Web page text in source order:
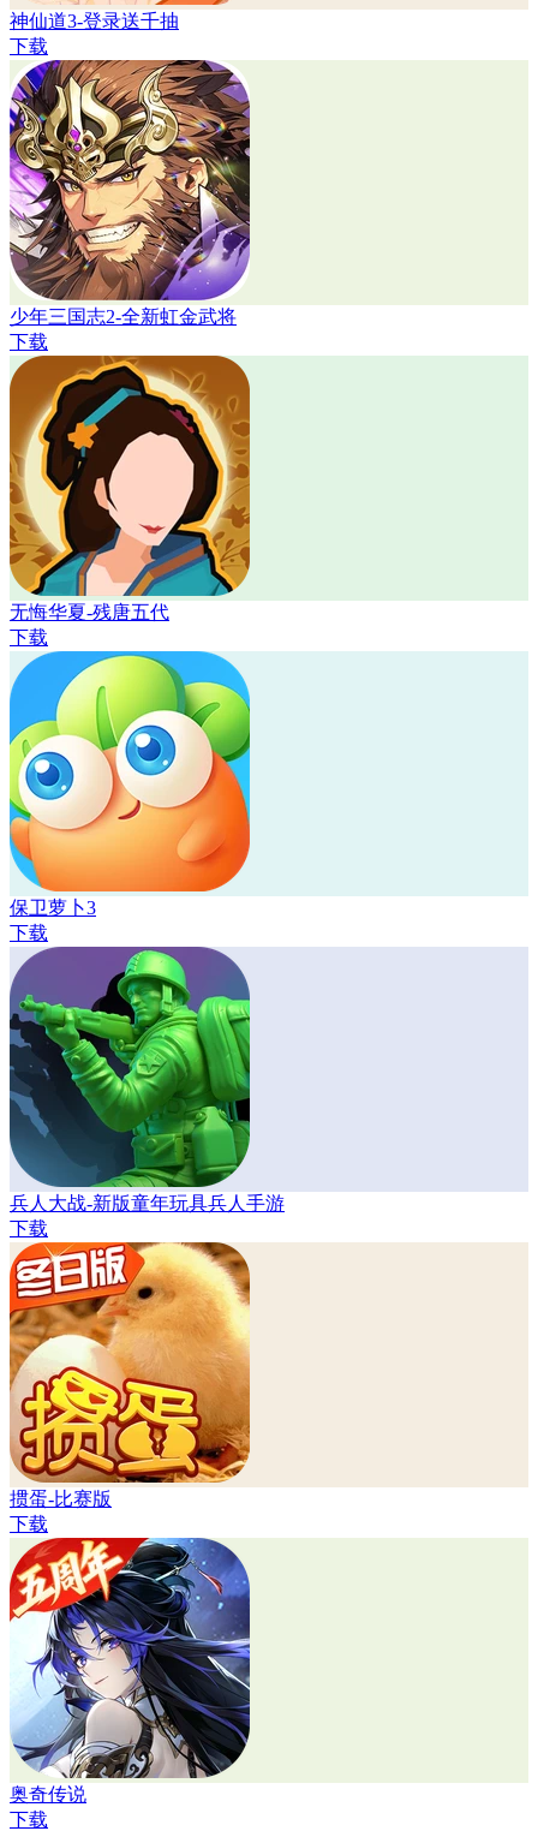
神仙道3-登录送千抽
下载
少年三国志2-全新虹金武将
下载
无悔华夏-残唐五代
下载
保卫萝卜3
下载
兵人大战-新版童年玩具兵人手游
下载
掼蛋-比赛版
下载
奥奇传说
下载